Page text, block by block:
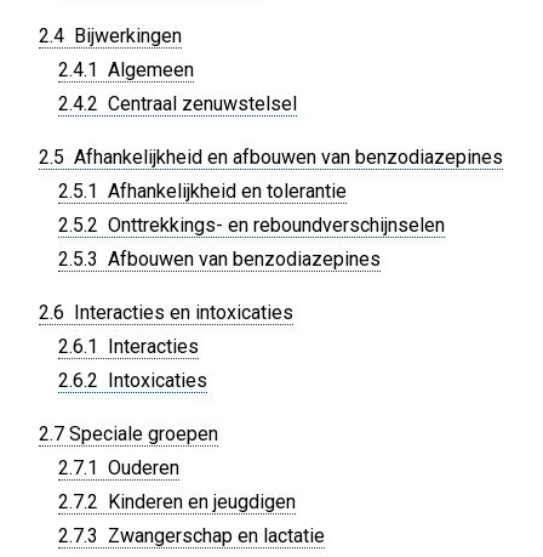
2.4 Bijwerkingen
2.4.1 Algemeen
2.4.2 Centraal zenuwstelsel
2.5 Afhankelijkheid en afbouwen van benzodiazepines
2.5.1 Afhankelijkheid en tolerantie
2.5.2 Onttrekkings- en reboundverschijnselen
2.5.3 Afbouwen van benzodiazepines
2.6 Interacties en intoxicaties
2.6.1 Interacties
2.6.2 Intoxicaties
2.7 Speciale groepen
2.7.1 Ouderen
2.7.2 Kinderen en jeugdigen
2.7.3 Zwangerschap en lactatie